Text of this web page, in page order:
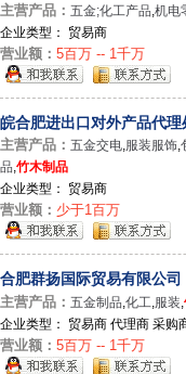
主营产品： 五金;化工产品 机电
企业类型： 贸易商
营业额： 5百万 -- 1千万
皖合肥进出口对外产品代理
主营产品： 五金交电,服装服饰,
品,竹木制品
企业类型： 贸易商
营业额： 少于1百万
合肥群扬国际贸易有限公司
主营产品： 五金制品,化工,服装,
企业类型： 贸易商 代理商 采购
营业额： 5百万 -- 1千万